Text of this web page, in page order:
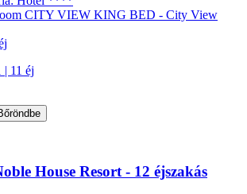
CITY VIEW KING BED - City View
| 11 éj
House Resort - 12 éjszakás